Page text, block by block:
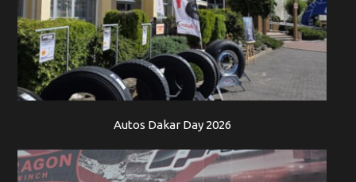
Autos Dakar Day 2026